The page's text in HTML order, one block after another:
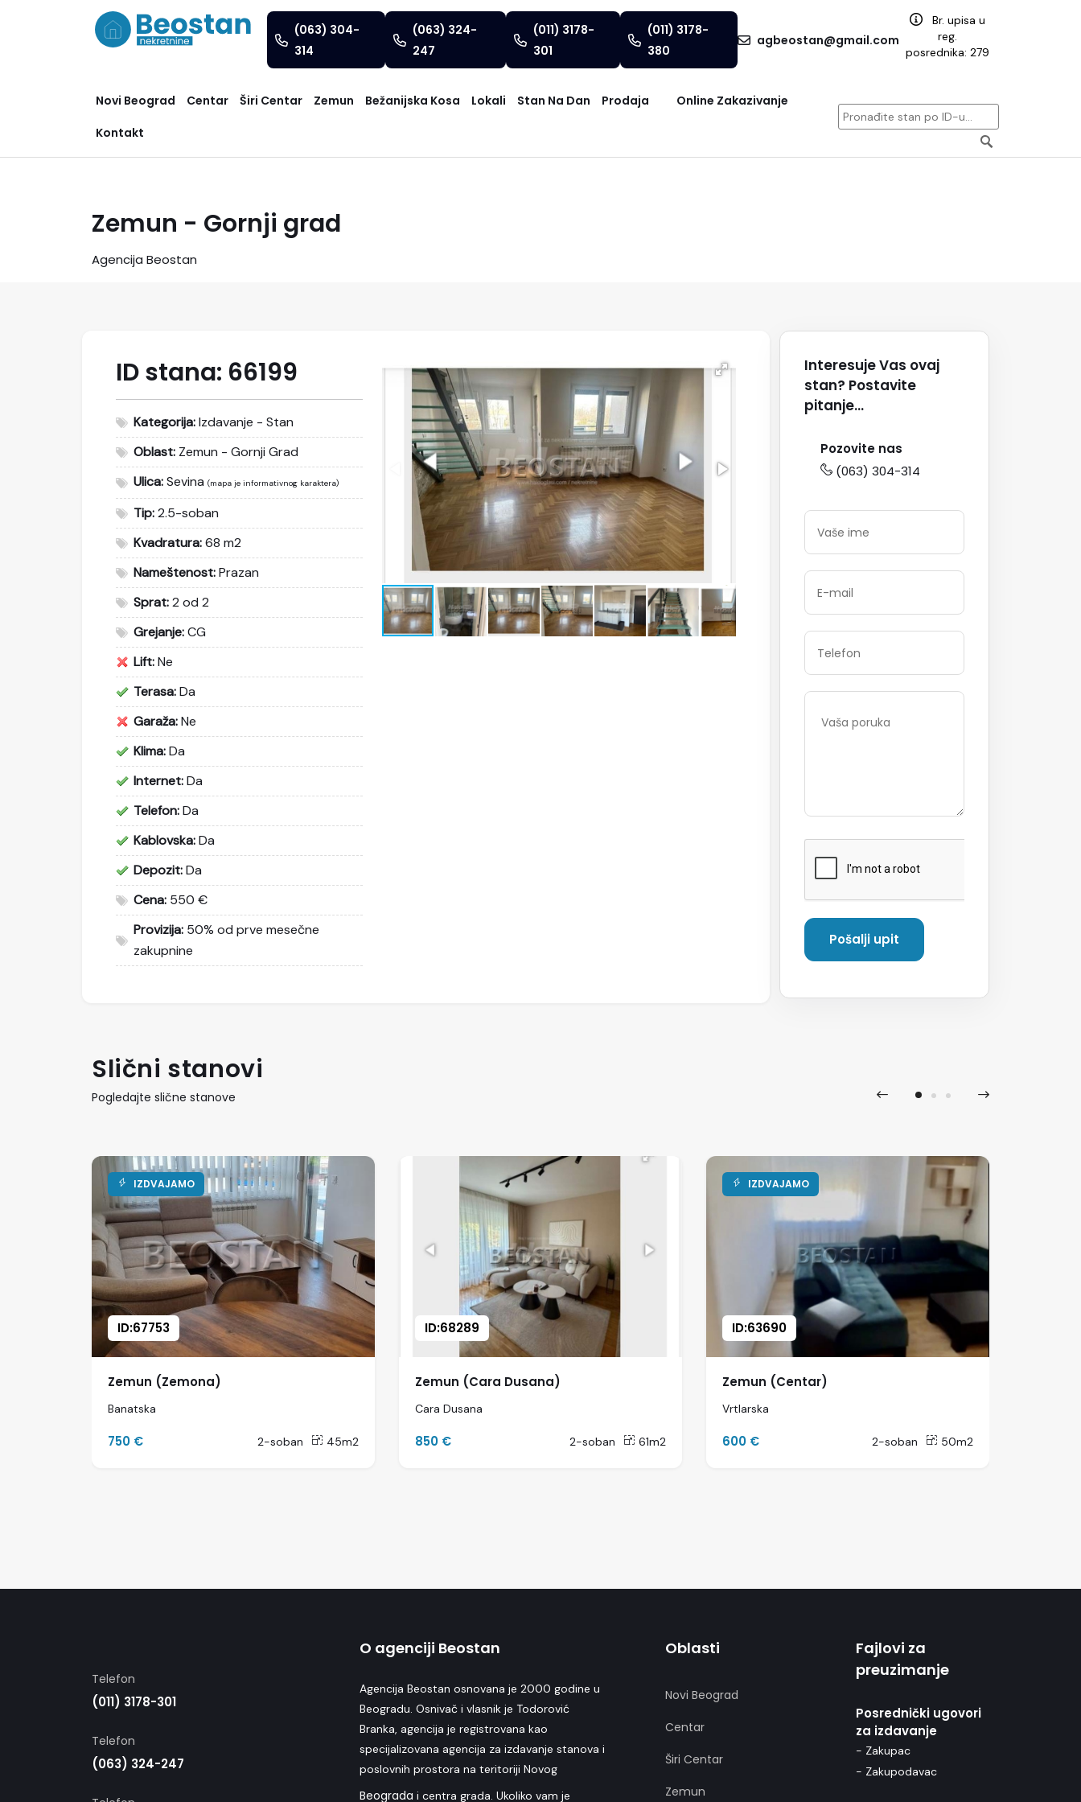
(063) 304-
314
(063) 324-
247
(011) 3178-
301
(011) 3178-
380
agbeostan@gmail.com
Br. upisa u
reg.
posrednika: 279
Novi Beograd Centar Širi Centar Zemun Bežanijska Kosa Lokali Stan Na Dan Prodaja
Online Zakazivanje
Kontakt
Zemun - Gornji grad
Agencija Beostan
ID stana: 66199
Kategorija:Izdavanje - Stan
Oblast: Zemun - Gornji Grad
Ulica:Sevina (mapa je informativnog karaktera)
Tip:2.5-soban
Kvadratura:68 m2
Nameštenost:Prazan
Sprat:2 od 2
Grejanje:CG
Lift:Ne
Terasa:Da
Garaža:Ne
Klima:Da
Internet:Da
Telefon:Da
Kablovska:Da
Depozit:Da
Cena: 550 €
Provizija: 50% od prve mesečne
zakupnine
Interesuje Vas ovaj
stan? Postavite
pitanje...
Pozovite nas
(063) 304-314
Slični stanovi
Pogledajte slične stanove
ID:67753
IZDVAJAMO
Zemun (Zemona)
Banatska
750 € 2-soban 45m2
ID:68289
Zemun (Cara Dusana)
Cara Dusana
850 € 2-soban 61m2
ID:63690
IZDVAJAMO
Zemun (Centar)
Vrtlarska
600 € 2-soban 50m2
Telefon
(011) 3178-301
Telefon
(063) 324-247
O agenciji Beostan
Agencija Beostan osnovana je 2000 godine u
Beogradu. Osnivač i vlasnik je Todorović
Branka, agencija je registrovana kao
specijalizovana agencija za izdavanje stanova i
poslovnih prostora na teritoriji Novog
Beograda i centra grada. Ukoliko vam je
Oblasti
Novi Beograd
Centar
Širi Centar
Zemun
Fajlovi za
preuzimanje
Posrednički ugovori
za izdavanje
- Zakupac
- Zakupodavac